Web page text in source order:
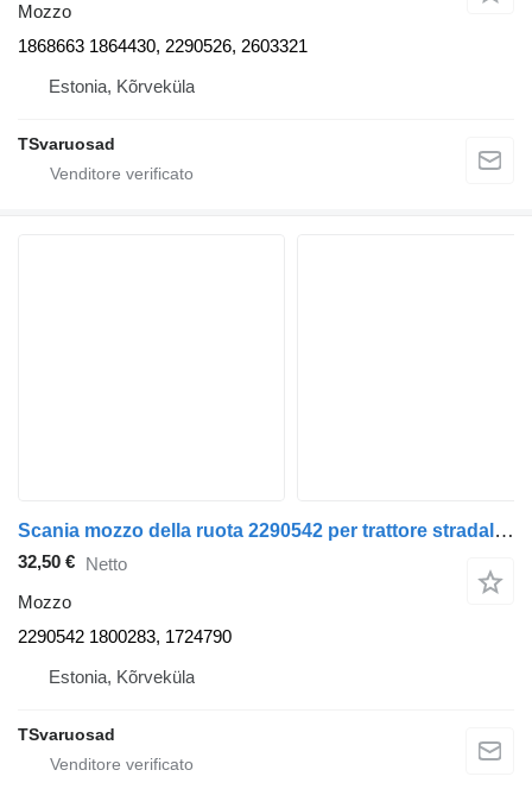
Mozzo
1868663 1864430, 2290526, 2603321
Estonia, Kõrveküla
TSvaruosad
Scania mozzo della ruota 2290542 per trattore stradale Scania R440
32,50 € Netto
Mozzo
2290542 1800283, 1724790
Estonia, Kõrveküla
TSvaruosad